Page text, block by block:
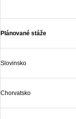
Plánované stáže
Slovinsko
Chorvatsko